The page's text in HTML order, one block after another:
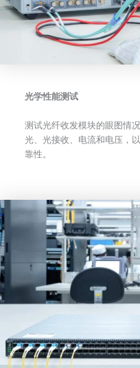
光学性能测试
测试光纤收发模块的眼图情
光、光接收、电流和电压，
靠性。